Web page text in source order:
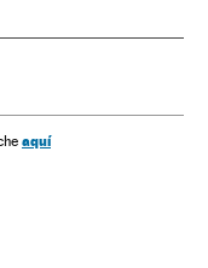
aquí